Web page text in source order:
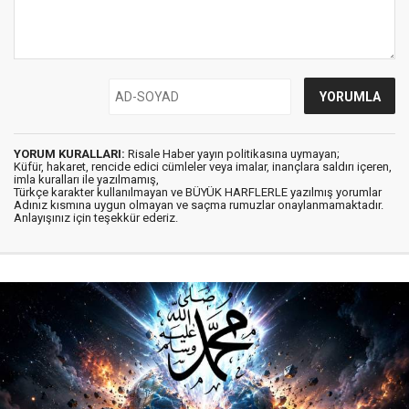
YORUM KURALLARI: Risale Haber yayın politikasına uymayan;
Küfür, hakaret, rencide edici cümleler veya imalar, inançlara saldırı içeren,
imla kuralları ile yazılmamış,
Türkçe karakter kullanılmayan ve BÜYÜK HARFLERLE yazılmış yorumlar
Adınız kısmına uygun olmayan ve saçma rumuzlar onaylanmamaktadır.
Anlayışınız için teşekkür ederiz.